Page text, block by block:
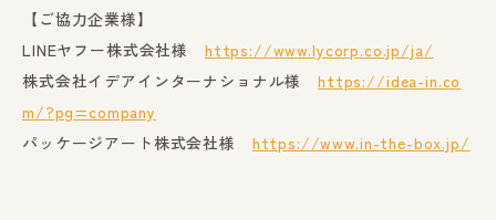
【ご協力企業様】
LINEヤフー株式会社様 https://www.lycorp.co.jp/ja/
株式会社イデアインターナショナル様https://idea-in.co
m/?pg=company
パッケージアート株式会社様 https://www.in-the-box.jp/